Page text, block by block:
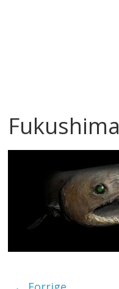
Fukushima